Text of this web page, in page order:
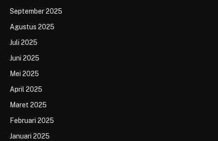
September 2025
Agustus 2025
Juli 2025
Juni 2025
Mei 2025
April 2025
Maret 2025
Februari 2025
Januari 2025